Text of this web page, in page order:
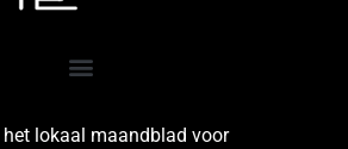
het lokaal maandblad voor